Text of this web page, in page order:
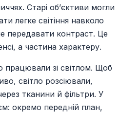
Старі об’єктиви могли
легке світіння навколо
передавати контраст. Це
а частина характеру.
працювали зі світлом. Щоб
світло розсіювали,
тканини й фільтри. У
окремо передній план,